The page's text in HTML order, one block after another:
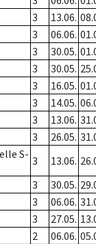
3 13.06.
3 06.06.
3 30.05.
3 30.05.
3 16.05.
3 14.05.
3 13.06.
3 26.05.
S- 3 13.06.
3 30.05.
3 06.06.
3 27.05.
2 06.06.